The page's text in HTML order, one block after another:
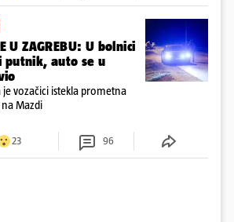
U ZAGREBU: U bolnici
putnik, auto se u
je vozačici istekla prometna
Mazdi
23 96